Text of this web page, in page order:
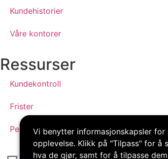
Vi benytter informasjonskapsler
opplevelse. Klikk på "Tilpass" for å
hva de gjør, samt for å tilpasse
Kundehistorier
Våre kontorer
Ressurser
Kundekontroll
Frister
Personvern